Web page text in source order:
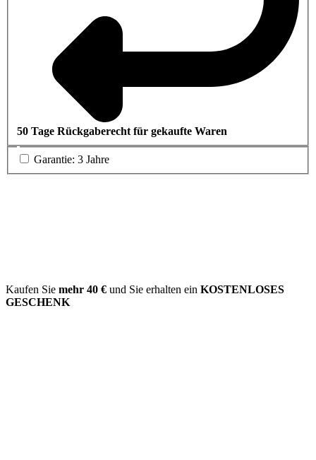
50 Tage Rückgaberecht für gekaufte Waren
Garantie: 3 Jahre
Kaufen Sie mehr 40 € und Sie erhalten ein KOSTENLOSES
GESCHENK